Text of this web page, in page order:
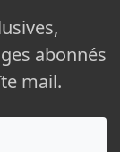
abonnés
mail.